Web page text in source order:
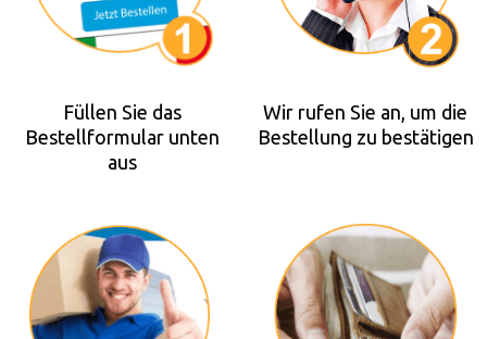
Füllen Sie das
Bestellformular unten
aus
Wir rufen Sie an, um die
Bestellung zu bestätigen